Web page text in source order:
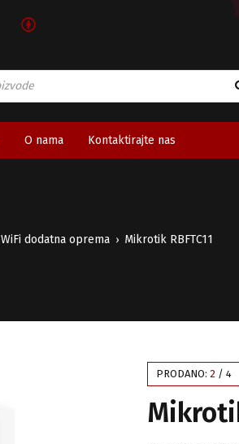
🅯
O nama Kontaktirajte nas
WiFi dodatna oprema › Mikrotik RBFTC11
PRODANO: 2 / 4